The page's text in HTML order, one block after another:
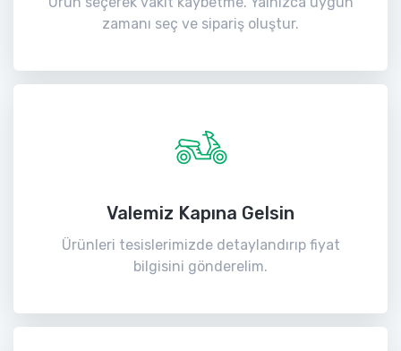
zamanı seç ve sipariş oluştur.
Valemiz Kapına Gelsin
Ürünleri tesislerimizde detaylandırıp fiyat
bilgisini gönderelim.